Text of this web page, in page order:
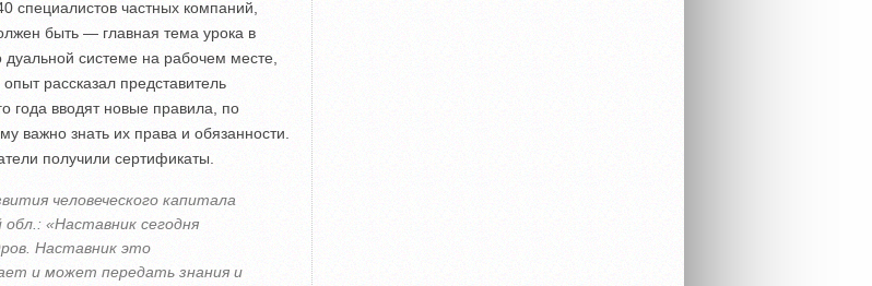
специалистов частных компаний,
быть — главная тема урока в
дуальной системе на рабочем месте,
рассказал представитель
года вводят новые правила, по
важно знать их права и обязанности.
получили сертификаты.
человеческого капитала
«Наставник сегодня
Наставник это
и может передать знания и